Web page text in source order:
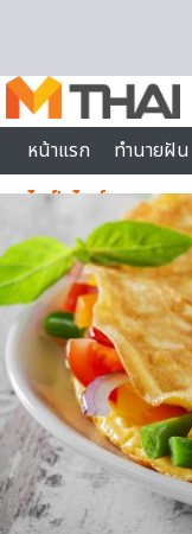
หน้าแรก
ทำนายฝัน
ไลฟ์สไตล์